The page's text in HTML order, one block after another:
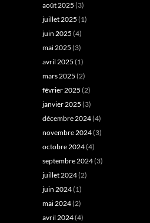
août 2025 (3)
juillet 2025 (1)
juin 2025 (4)
mai 2025 (3)
avril 2025 (1)
mars 2025 (2)
février 2025 (2)
janvier 2025 (3)
décembre 2024(4)
novembre 2024(3)
octobre 2024(4)
septembre 2024(3)
juillet 2024(2)
juin 2024(1)
mai 2024(2)
avril 2024(4)